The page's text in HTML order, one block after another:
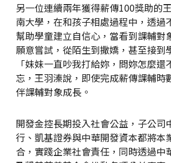
另一位連續兩年獲得薪傳100獎助的
南大學，在和孩子相處過程中，透過
幫助學童建立自信心，當看到課輔對
願意嘗試，從陌生到撒嬌，甚至接到
「妹妹一直吵我打給妳，問妳怎麼
忘，王羽溱說，即使完成薪傳課輔時
伴課輔對象成長。
開發金控長期投入社會公益，子公司
行、凱基證券與中華開發資本都將本
合，實踐企業社會責任，同時透過中